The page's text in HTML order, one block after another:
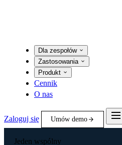
Dla zespołów
Zastosowania
Produkt
Cennik
O nas
Zaloguj się Umów demo
Jeden wspólny